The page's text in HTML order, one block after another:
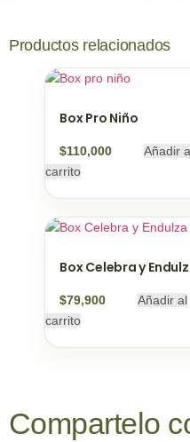
Productos relacionados
Box Pro Niño
$110,000
Añadir
carrito
Box Celebra y
$79,900
Añadir al
carrito
Compartelo